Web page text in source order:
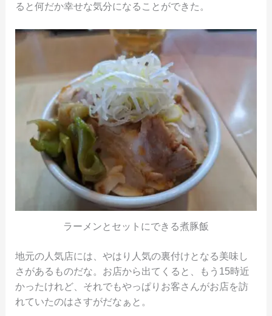
ると何だか幸せな気分になることができた。
ラーメンとセットにできる煮豚飯
地元の人気店には、やはり人気の裏付けとなる美味し
さがあるものだな。お店から出てくると、もう15時近
かったけれど、それでもやっぱりお客さんがお店を訪
れていたのはさすがだなぁと。